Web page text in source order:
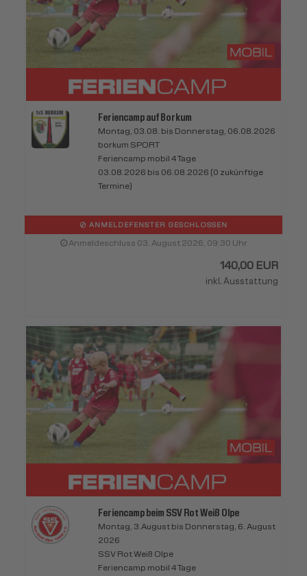
Feriencamp auf Borkum
Montag, 03.08. bis Donnerstag, 06.08.2026
borkum SPORT
Feriencamp mobil 4 Tage
03.08.2026 bis 06.08.2026 (0 zukünftige
Termine)
ANMELDEFENSTER GESCHLOSSEN
Anmeldeschluss 03. August 2026, 09:30 Uhr
140,00 EUR
inkl. Ausstattung
Feriencamp beim SSV Rot Weiß Olpe
Montag, 3.August bis Donnerstag, 6. August
2026
SSV Rot Weiß Olpe
Feriencamp mobil 4 Tage